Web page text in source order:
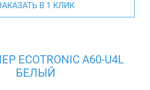
В 1 КЛИК
ECOTRONIC A60-U4L
БЕЛЫЙ